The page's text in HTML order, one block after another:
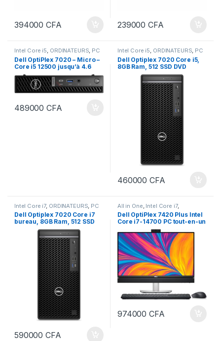
394000CFA 239000CFA
Intel Core i5, ORDINATEURS, PC
Bureau
Dell OptiPlex 7020 – Micro –
Core i5 12500 jusqu’à 4.6
GHz RAM 8 Go SSD 512 Go
NVMe
489000CFA
Intel Core i5, ORDINATEURS, PC
Bureau
Dell Optiplex 7020 Core i5,
8GB Ram, 512 SSD DVD
ECRAN 22 pouces
460000CFA
Intel Core i7, ORDINATEURS PC
Bureau
Dell Optiplex 7020 Core i7
bureau, 8GB Ram, 512 SSD
DVD ECRAN 22 pouces
590000CFA
All in One Intel Core i7,
ORDINATEURS ,PC Bureau
Dell OptiPlex 7420 Plus Intel
Core i7-14700 PC tout-en-un
16 Go DDR5-SDRAM 512 SSD
60,5 cm (23,8″) 1920 x 1080
pixels
974000CFA